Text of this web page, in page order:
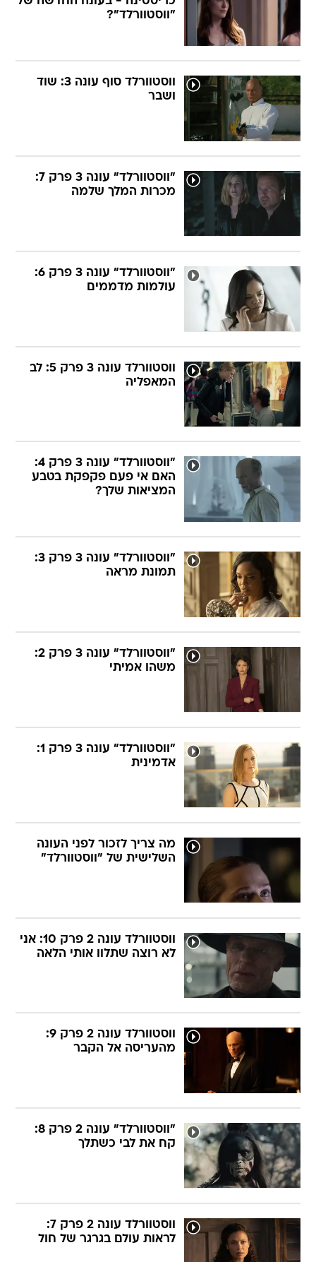
"ווסטוורלד"?
ווסטוורלד סוף עונה 3: שוד
ושבר
"ווסטוורלד" עונה 3 פרק 7:
מכרות המלך שלמה
"ווסטוורלד" עונה 3 פרק 6:
עולמות מדממים
ווסטוורלד עונה 3 פרק 5: לב
המאפליה
"ווסטוורלד" עונה 3 פרק 4:
האם אי פעם פקפקת בטבע
המציאות שלך?
"ווסטוורלד" עונה 3 פרק 3:
תמונת מראה
"ווסטוורלד" עונה 3 פרק 2:
משהו אמיתי
"ווסטוורלד" עונה 3 פרק 1:
אדמינית
מה צריך לזכור לפני העונה
השלישית של "ווסטוורלד"
ווסטוורלד עונה 2 פרק 10: אני
לא רוצה שתלוו אותי הלאה
ווסטוורלד עונה 2 פרק 9:
מהעריסה אל הקבר
"ווסטוורלד" עונה 2 פרק 8:
קח את לבי כשתלך
ווסטוורלד עונה 2 פרק 7:
לראות עולם בגרגר של חול